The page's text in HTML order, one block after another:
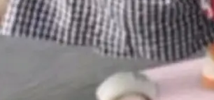
是，这次它构建在 Cloudf
花了九年时间搭建的平台
。这基本上是我十年秘密
复制到你自己的 S3 兼容
通过这个存储库协调——
识协议。每个对象自带一
然按分片构建，单个数据
题在设计层面就被消除
到几乎不占资源。当 cel
三星Galaxy Z系列
，由于存储等硬件成本暴
不好过啊，新机速度明显
许多。新机参数规格除开
其余要么是中低端机器，
Note 17、REDMI No
了新项目——DeltaDB，一
记录每一次编辑操作的版